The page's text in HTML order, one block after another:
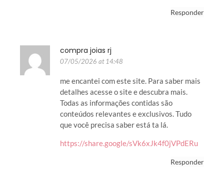
Responder
compra joias rj
07/05/2026 at 14:48
me encantei com este site. Para saber mais
detalhes acesse o site e descubra mais.
Todas as informações contidas são
conteúdos relevantes e exclusivos. Tudo
que você precisa saber está ta lá.
https://share.google/sVk6xJk4f0jVPdERu
Responder